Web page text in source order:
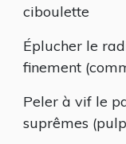
ciboulette
Éplucher le
finement
Peler à vif le
suprêmes